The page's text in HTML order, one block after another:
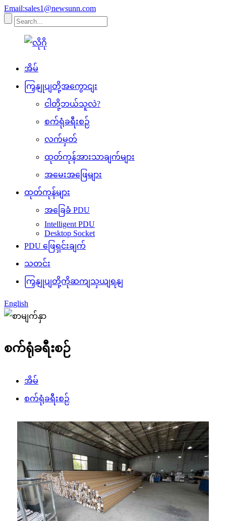
Email:sales1@newsunn.com
အိမ်
ကြှနျုပျတို့အကွောငျး
ငါတို့ဘယ်သူလဲ?
စက်ရုံခရီးစဉ်
လက်မှတ်
ထုတ်ကုန်အားသာချက်များ
အမေးအဖြေများ
ထုတ်ကုန်များ
အခြေခံ PDU
Intelligent PDU
Desktop Socket
PDU ဖြေရှင်းချက်
သတင်း
ကြှနျုပျတို့ကိုဆကျသှယျရနျ
English
စက်ရုံခရီးစဉ်
အိမ်
စက်ရုံခရီးစဉ်